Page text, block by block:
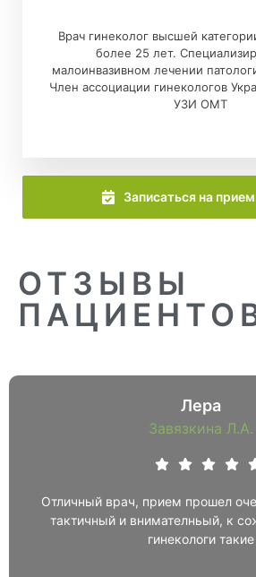
Врач гинеколог высшей
более 25 лет.
малоинвазивном лечении
Член ассоциации гинекологов
УЗИ ОМТ
Записаться на прием
ОТЗЫВЫ
поделиться впечатлением от
клиники,очень понравился
своего дела,была